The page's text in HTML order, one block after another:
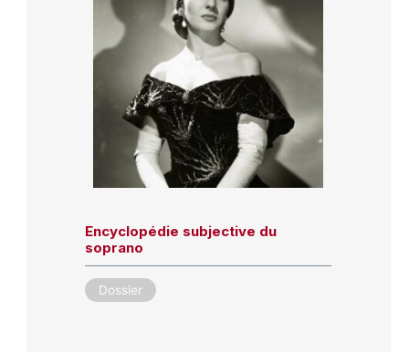
Encyclopédie subjective du
soprano
Dossier